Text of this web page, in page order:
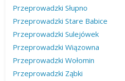
Przeprowadzki Słupno
Przeprowadzki Stare Babice
Przeprowadzki Sulejówek
Przeprowadzki Wiązowna
Przeprowadzki Wołomin
Przeprowadzki Ząbki